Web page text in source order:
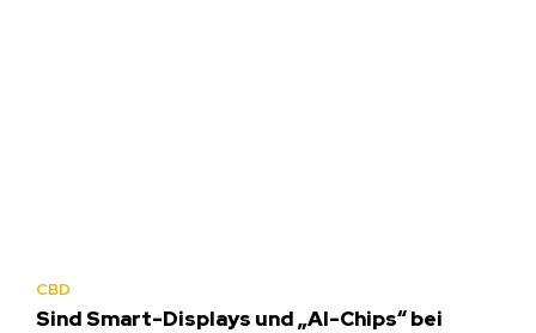
CBD
Sind Smart-Displays und „AI-Chips“ bei